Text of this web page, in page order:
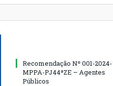
Recomendação Nº 001-2024-
MPPA-PJ44ªZE – Agentes
Públicos